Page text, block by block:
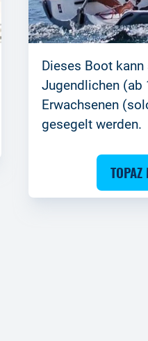
Dieses Boot
Jugendlichen (ab
Erwachsenen
gesegelt werden.
TOPAZ